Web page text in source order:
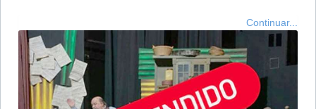
Continuar...